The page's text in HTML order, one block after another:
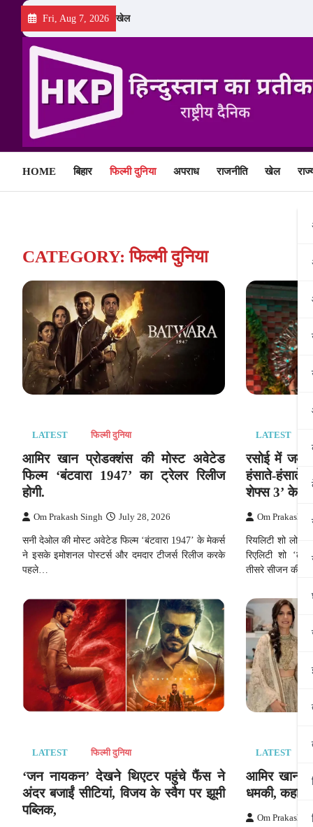
content
Fri, Aug 7, 2026 खेल
HOME बिहार फिल्मी दुनिया अपराध राजनीति खेल
CATEGORY:फिल्मी दुनिया
LATEST फिल्मी दुनिया
आमिर खान प्रोडक्शंस की मोस्ट अवेटेड
फिल्म ‘बंटवारा 1947’ का ट्रेलर रिलीज
होगी.
Om Prakash Singh July 28, 2026
सनी देओल की मोस्ट अवेटेड फिल्म ‘बंटवारा 1947’ के मेकर्स
ने इसके इमोशनल पोस्टर्स और दमदार टीजर्स रिलीज करके
पहले…
LATEST
रसोई में जमी
हंसाते-हंसाते
शेफ्स 3’ के
Om Prakash
रियलिटी शो
रिएलिटी शो
तीसरे सीजन की…
LATEST फिल्मी दुनिया
‘जन नायकन’ देखने थिएटर पहुंचे फैंस ने
अंदर बजाईं सीटियां, विजय के स्वैग पर झूमी
पब्लिक,
LATEST
आमिर खान
धमकी, कहा-
Om Prakash